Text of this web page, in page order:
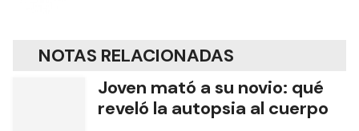
NOTAS RELACIONADAS
Joven mató a su novio: qué
reveló la autopsia al cuerpo